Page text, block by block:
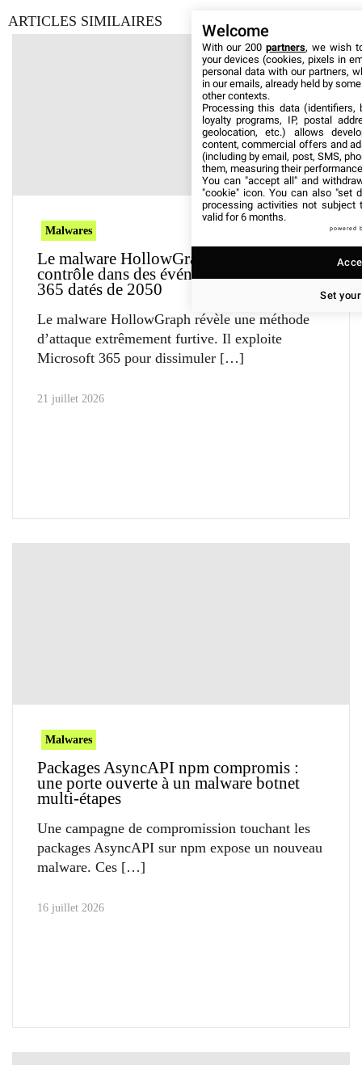
ARTICLES SIMILAIRES
Malwares
Le malware HollowGraph dissimule son
contrôle dans des événements Microsoft
365 datés de 2050
Le malware HollowGraph révèle une méthode
d’attaque extrêmement furtive. Il exploite
Microsoft 365 pour dissimuler
21 juillet 2026
Malwares
Packages AsyncAPI npm compromis :
une porte ouverte à un malware botnet
multi-étapes
Une campagne de compromission touchant les
packages AsyncAPI sur npm expose un nouveau
malware. Ces
16 juillet 2026
Welcome
With our 200partners, we wish
your devices (cookies, pixels in
personal data with our partners,
in our emails, already held by
other contexts.
Processing this data (identifiers,
loyalty programs, IP, postal
geolocation, etc.) allows
content, commercial offers and
(including by email, post, SMS,
them, measuring their
You can "accept all" and
"cookie" icon. You can also "set
processing activities not subject
valid for 6 months.
powered
Set